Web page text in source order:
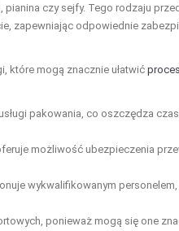
, pianina czy sejfy. Tego rodzaju
zapewniając odpowiednie
które mogą znacznie ułatwić
pakowania, co oszczędza
możliwość ubezpieczenia
wykwalifikowanym
ponieważ mogą się one